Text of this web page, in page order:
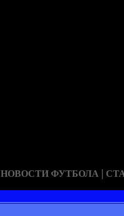
НОВОСТИ ФУТБОЛА |